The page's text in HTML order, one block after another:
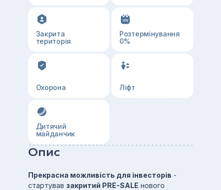
Закрита
територія
Розтермінування
0%
Охорона Ліфт
Дитячий
майданчик
Опис
Прекрасна можливість для інвесторів -
стартував закритий PRE-SALE нового